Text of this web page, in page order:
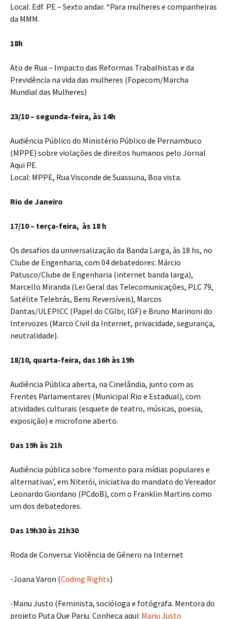
Local: Edf. PE – Sexto andar. *Para mulheres e companheiras
da MMM.
18h
Ato de Rua – Impacto das Reformas Trabalhistas e da
Previdência na vida das mulheres (Fopecom/Marcha
Mundial das Mulheres)
23/10 – segunda-feira, às 14h
Audiência Público do Ministério Público de Pernambuco
(MPPE) sobre violações de direitos humanos pelo Jornal
Aqui PE.
Local: MPPE, Rua Visconde de Suassuna, Boa vista.
Rio de Janeiro
17/10 – terça-feira, às 18 h
Os desafios da universalização da Banda Larga, às 18 hs, no
Clube de Engenharia, com 04 debatedores: Márcio
Patusco/Clube de Engenharia (internet banda larga),
Marcello Miranda (Lei Geral das Telecomunicações, PLC 79,
Satélite Telebrás, Bens Reversíveis), Marcos
Dantas/ULEPICC (Papel do CGIbr, IGF) e Bruno Marinoni do
Intervozes (Marco Civil da Internet, privacidade, segurança,
neutralidade).
18/10, quarta-feira, das 16h às 19h
Audiência Pública aberta, na Cinelândia, junto com as
Frentes Parlamentares (Municipal Rio e Estadual), com
atividades culturais (esquete de teatro, músicas, poesia,
exposição) e microfone aberto.
Das 19h às 21h
Audiência pública sobre ‘fomento para mídias populares e
alternativas’, em Niterói, iniciativa do mandato do Vereador
Leonardo Giordano (PCdoB), com o Franklin Martins como
um dos debatedores.
Das 19h30 às 21h30
Roda de Conversa: Violência de Gênero na Internet
-Joana Varon (Coding Rights)
-Manu Justo (Feminista, socióloga e fotógrafa. Mentora do
projeto Puta Que Pariu. Conheça aqui: Manu Justo